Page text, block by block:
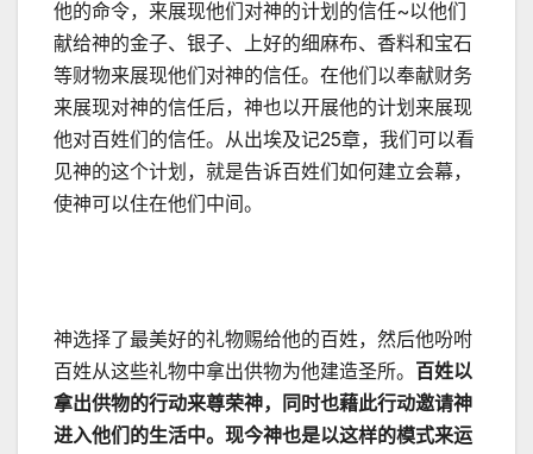
他的命令，来展现他们对神的计划的信任~以他们
献给神的金子、银子、上好的细麻布、香料和宝石
等财物来展现他们对神的信任。在他们以奉献财务
来展现对神的信任后，神也以开展他的计划来展现
他对百姓们的信任。从出埃及记25章，我们可以看
见神的这个计划，就是告诉百姓们如何建立会幕，
使神可以住在他们中间。
神选择了最美好的礼物赐给他的百姓，然后他吩咐
百姓从这些礼物中拿出供物为他建造圣所。 百姓以
拿出供物的行动来尊荣神，同时也藉此行动邀请神
进入他们的生活中。现今神也是以这样的模式来运